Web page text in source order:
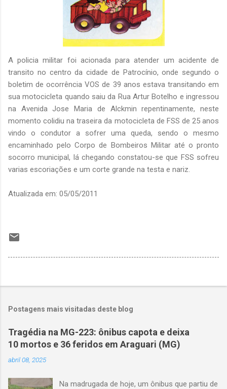
A policia militar foi acionada para atender um acidente de
transito no centro da cidade de Patrocínio, onde segundo o
boletim de ocorrência VOS de 39 anos estava transitando em
sua motocicleta quando saiu da Rua Artur Botelho e ingressou
na Avenida Jose Maria de Alckmin repentinamente, neste
momento colidiu na traseira da motocicleta de FSS de 25 anos
vindo o condutor a sofrer uma queda, sendo o mesmo
encaminhado pelo Corpo de Bombeiros Militar até o pronto
socorro municipal, lá chegando constatou-se que FSS sofreu
varias escoriações e um corte grande na testa e nariz.
Atualizada em: 05/05/2011
Postagens mais visitadas deste blog
Tragédia na MG-223: ônibus capota e deixa
10 mortos e 36 feridos em Araguari (MG)
abril 08, 2025
Na madrugada de hoje, um ônibus que partiu de